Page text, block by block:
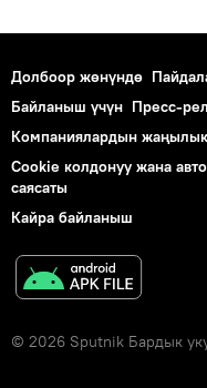
Долбоор жөнүндө
Байланыш үчүн Пресс-
Компаниялардын
Cookie колдонуу жана
саясаты
Кайра байланыш
© 2026 Sputnik Бардык